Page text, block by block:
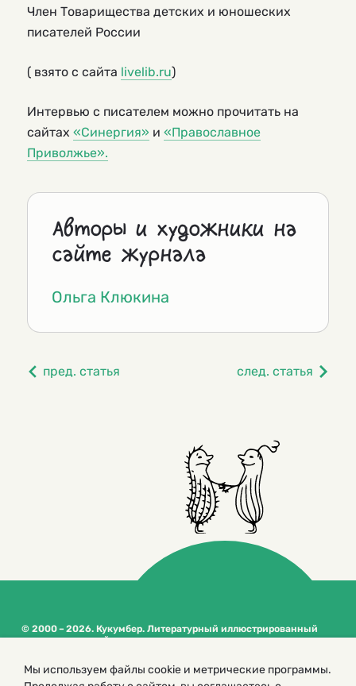
Член Товарищества детских и юношеских
писателей России
( взято с сайта livelib.ru)
Интервью с писателем можно прочитать на
сайтах «Синергия» и «Православное
Приволжье».
Авторы и художники на
сайте журнала
Ольга Клюкина
пред. статья след. статья
© 2000 – 2026. Кукумбер. Литературный иллюстрированный
журнал для детей
сайта
Мы используем файлы cookie и метрические программы.